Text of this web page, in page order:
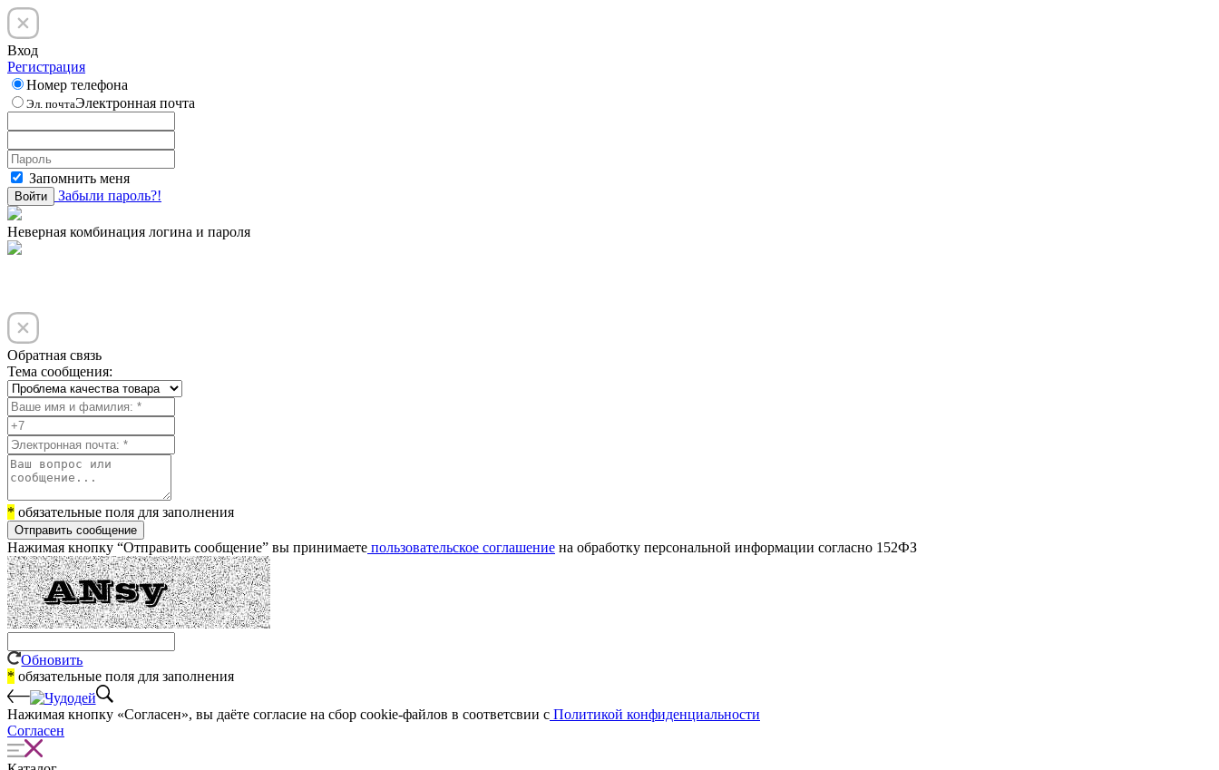
Вход
Регистрация
Номер телефона
Эл. почтаЭлектронная почта
Запомнить меня
Войти Забыли пароль?!
Неверная комбинация логина и пароля
Обратная связь
Тема сообщения:
* обязательные поля для заполнения
Отправить сообщение
Нажимая кнопку “Отправить сообщение” вы принимаете пользовательское соглашение на обработку персональной информации согласно 152ФЗ
Обновить
* обязательные поля для заполнения
Нажимая кнопку «Согласен», вы даёте cогласие на сбор cookie-файлов в соответсвии с Политикой конфиденциальности
Согласен